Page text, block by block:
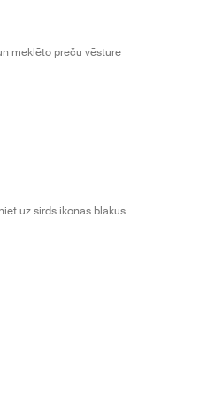
meklēto preču vēsture
uz sirds ikonas blakus